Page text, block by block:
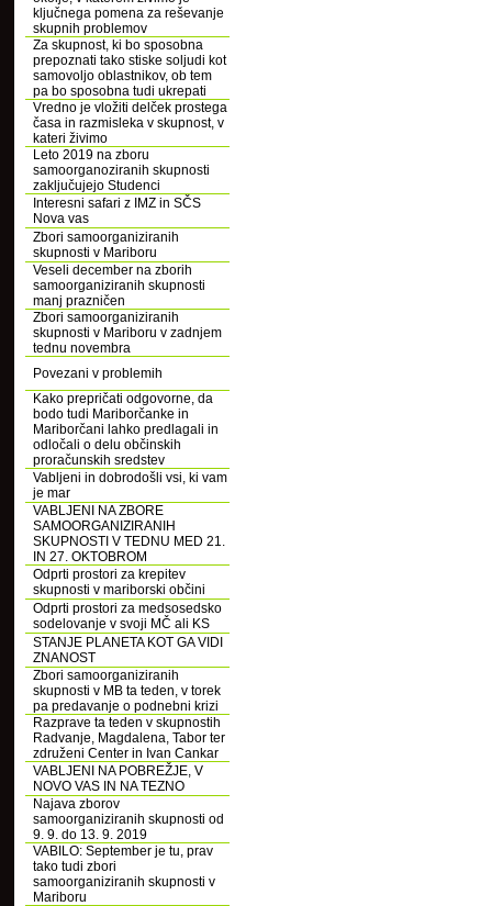
ključnega pomena za reševanje
skupnih problemov
Za skupnost, ki bo sposobna
prepoznati tako stiske soljudi kot
samovoljo oblastnikov, ob tem
pa bo sposobna tudi ukrepati
Vredno je vložiti delček prostega
časa in razmisleka v skupnost, v
kateri živimo
Leto 2019 na zboru
samoorganoziranih skupnosti
zaključujejo Studenci
Interesni safari z IMZ in SČS
Nova vas
Zbori samoorganiziranih
skupnosti v Mariboru
Veseli december na zborih
samoorganiziranih skupnosti
manj prazničen
Zbori samoorganiziranih
skupnosti v Mariboru v zadnjem
tednu novembra
Povezani v problemih
Kako prepričati odgovorne, da
bodo tudi Mariborčanke in
Mariborčani lahko predlagali in
odločali o delu občinskih
proračunskih sredstev
Vabljeni in dobrodošli vsi, ki vam
je mar
VABLJENI NA ZBORE
SAMOORGANIZIRANIH
SKUPNOSTI V TEDNU MED 21.
IN 27. OKTOBROM
Odprti prostori za krepitev
skupnosti v mariborski občini
Odprti prostori za medsosedsko
sodelovanje v svoji MČ ali KS
STANJE PLANETA KOT GA VIDI
ZNANOST
Zbori samoorganiziranih
skupnosti v MB ta teden, v torek
pa predavanje o podnebni krizi
Razprave ta teden v skupnostih
Radvanje, Magdalena, Tabor ter
združeni Center in Ivan Cankar
VABLJENI NA POBREŽJE, V
NOVO VAS IN NA TEZNO
Najava zborov
samoorganiziranih skupnosti od
9. 9. do 13. 9. 2019
VABILO: September je tu, prav
tako tudi zbori
samoorganiziranih skupnosti v
Mariboru